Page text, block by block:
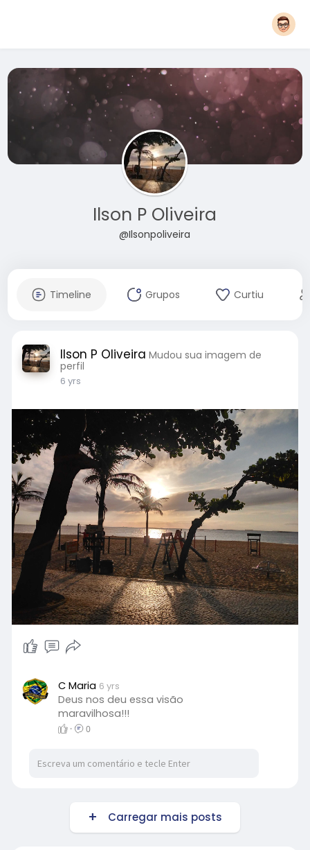
Ilson P Oliveira
@Ilsonpoliveira
Timeline Grupos Curtiu
Ilson P Oliveira Mudou sua imagem de
perfil
6 yrs
C Maria 6 yrs
Deus nos deu essa visão
maravilhosa!!!
· 0
Carregar mais posts